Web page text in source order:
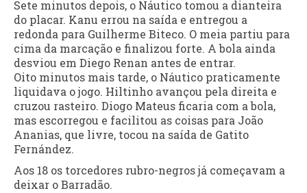
Sete minutos depois, o Náutico tomou a dianteira
do placar. Kanu errou na saída e entregou a
redonda para Guilherme Biteco. O meia partiu para
cima da marcação e finalizou forte. A bola ainda
desviou em Diego Renan antes de entrar.
Oito minutos mais tarde, o Náutico praticamente
liquidava o jogo. Hiltinho avançou pela direita e
cruzou rasteiro. Diogo Mateus ficaria com a bola,
mas escorregou e facilitou as coisas para João
Ananias, que livre, tocou na saída de Gatito
Fernández.
Aos 18 os torcedores rubro-negros já começavam a
deixar o Barradão.